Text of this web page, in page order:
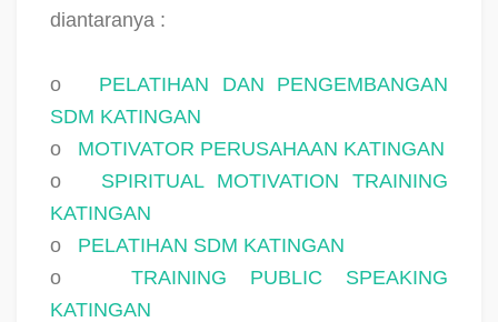
diantaranya :
o
PELATIHAN DAN PENGEMBANGAN
SDM KATINGAN
o
MOTIVATOR PERUSAHAAN KATINGAN
o
SPIRITUAL MOTIVATION TRAINING
KATINGAN
o
PELATIHAN SDM KATINGAN
o
TRAINING PUBLIC SPEAKING
KATINGAN